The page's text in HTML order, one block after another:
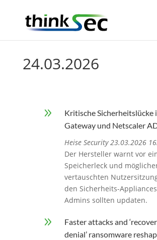
24.03.2026
9
Kritische Sicherheitslücke
Gateway und Netscaler
Heise Security 23.03.2026
Der Hersteller warnt vor
Speicherleck und
vertauschten
den Sicherheits-
Admins sollten updaten.
9
Faster attacks and
denial’ ransomware